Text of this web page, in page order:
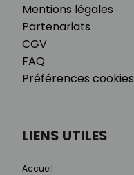
Mentions légales
Partenariats
CGV
FAQ
Préférences cookies
LIENS UTILES
Accueil